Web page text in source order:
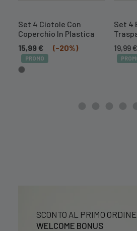
Set 4 Ciotole Con
Coperchio In Plastica
15,99 € (-20%)
PROMO
Set 4
Il19,99€
SCONTO AL PRIMO ORDINE
WELCOME BONUS